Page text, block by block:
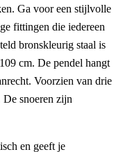
Ga voor een stijlvolle
fittingen die iedereen
bronskleurig staal is
cm. De pendel hangt
Voorzien van drie
snoeren zijn
en geeft je